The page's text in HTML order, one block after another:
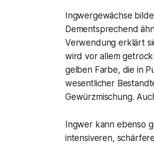
Ingwergewächse
Dementsprechend
Verwendung erklärt
wird vor allem
gelben Farbe, die in
wesentlicher
Gewürzmischung.
Ingwer kann ebenso
intensiveren,